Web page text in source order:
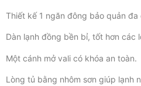
Thiết kế 1 ngăn đông bảo quản
Dàn lạnh đồng bền bỉ, tốt hơn các
Một cánh mở vali có khóa an toàn.
Lòng tủ bằng nhôm sơn giúp lạnh